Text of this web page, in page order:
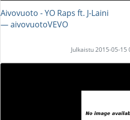
Aivovuoto - YO Raps ft. J-Laini
― aivovuotoVEVO
Julkaistu 2015-05-